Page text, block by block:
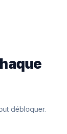
débloquer.